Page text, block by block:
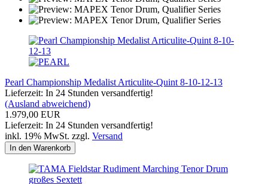
Pearl Championship Medalist Articulite-Quint 8-10-12-13
Lieferzeit: In 24 Stunden versandfertig!
(Ausland abweichend)
1.979,00 EUR
Lieferzeit: In 24 Stunden versandfertig!
inkl. 19% MwSt. zzgl. Versand
In den Warenkorb